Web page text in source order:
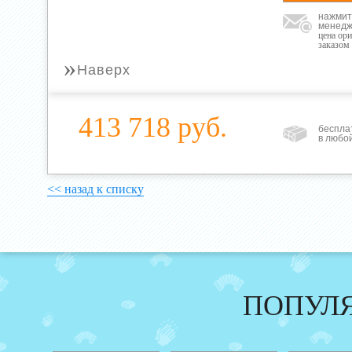
цена
заказом
» Наверх
413 718 руб.
в
<< назад к списку